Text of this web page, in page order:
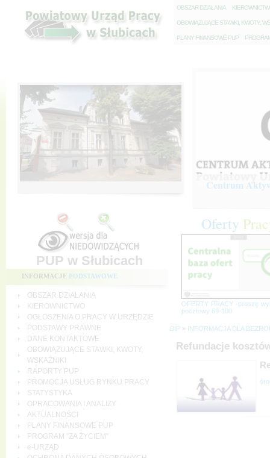
OBSZAR DZIAŁANIA K
OBOWIĄZUJĄCE STAWKI, KWOTY,
PLANY FINANSOWE PUP P
Centrum
PUP w Słubicach
INFORMACJE PODSTAWOWE
OBSZAR DZIAŁANIA
KIEROWNICTWO
OGŁOSZENIA O PRACY W URZĘDZIE
PODSTAWY PRAWNE
DANE KONTAKTOWE
OBOWIĄZUJĄCE STAWKI, KWOTY,
WSKAŹNIKI
RAPORTY PUP
PROMOCJA USŁUG RYNKU PRACY
STATYSTYKA
OPRACOWANIA I ANALIZY
AKTUALNOŚCI
PLANY FINANSOWE PUP
PROGRAM "ZA ŻYCIEM"
e-URZĄD
Oferty
OFERTY PRACY -proszę
pocztowy 69-100
BIP » INFORMACJA DLA
Refundacje